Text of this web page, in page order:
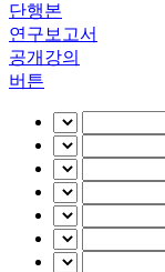
단행본
연구보고서
공개강의
버튼